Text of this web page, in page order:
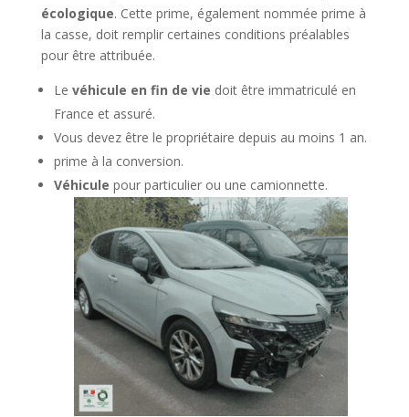
écologique. Cette prime, également nommée prime à
la casse, doit remplir certaines conditions préalables
pour être attribuée.
Le véhicule en fin de vie doit être immatriculé en
France et assuré.
Vous devez être le propriétaire depuis au moins 1 an.
prime à la conversion.
Véhicule pour particulier ou une camionnette.